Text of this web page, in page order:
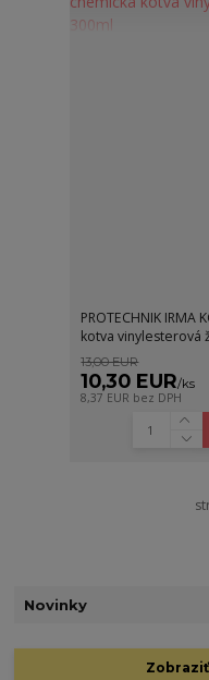
PROTECHNIK IRMA
kotva vinylesterová
13,00 EUR
10,30 EUR/ks
8,37 EUR bez DPH
Novinky